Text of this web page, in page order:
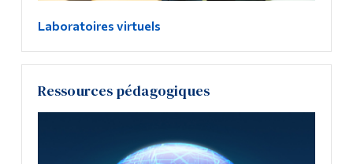
Laboratoires virtuels
Ressources pédagogiques